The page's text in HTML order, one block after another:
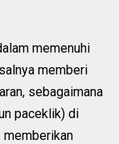
memenuhi
memberi
sebagaimana
paceklik) di
memberikan